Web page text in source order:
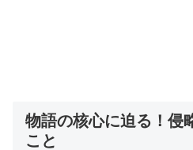
物語の核心に迫る！侵
こと